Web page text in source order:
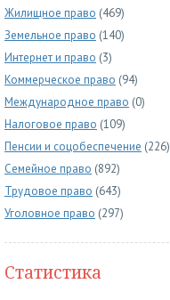
Жилищное право (469)
Земельное право (140)
Интернет и право (3)
Коммерческое право (94)
Международное право (0)
Налоговое право (109)
Пенсии и соцобеспечение (226)
Семейное право (892)
Трудовое право (643)
Уголовное право (297)
Статистика